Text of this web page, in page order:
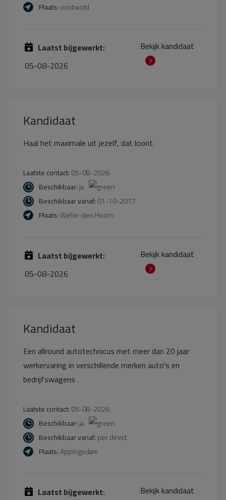
Plaats:oostwold
Laatst bijgewerkt:
05-08-2026
Bekijk kandidaat
Kandidaat
Haal het maximale uit jezelf, dat loont.
Laatste contact:05-08-2026
Beschikbaar:ja
Beschikbaar vanaf:01-10-2017
Plaats:Wehe-den Hoorn
Laatst bijgewerkt:
05-08-2026
Bekijk kandidaat
Kandidaat
Een allround autotechnicus met meer dan 20 jaar
werkervaring in verschillende merken auto's en
bedrijfswagens .
Laatste contact:05-08-2026
Beschikbaar:ja
Beschikbaar vanaf:per direct
Plaats:Appingedam
Laatst bijgewerkt:
Bekijk kandidaat